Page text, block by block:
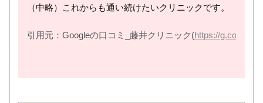
（中略）これからも通い続けたいクリニックです。
引用元：Googleの口コミ_藤井クリニック(https://g.co/kgs/